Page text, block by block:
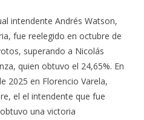
intendente Andrés Watson,
fue reelegido en octubre de
superando a Nicolás
quien obtuvo el 24,65%. En
2025 en Florencio Varela,
el el intendente que fue
una victoria